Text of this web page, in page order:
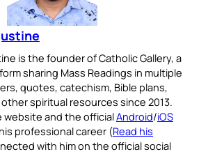
is the founder of Catholic Gallery, a
sharing Mass Readings in multiple
quotes, catechism, Bible plans,
spiritual resources since 2013.
website and the officialAndroid/iOS
professional career (Read his
with him on the official social